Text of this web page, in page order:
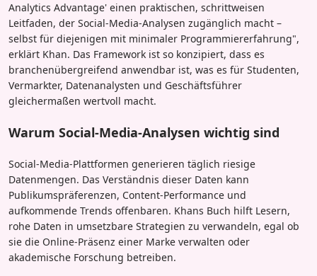
Analytics Advantage' einen praktischen, schrittweisen
Leitfaden, der Social-Media-Analysen zugänglich macht –
selbst für diejenigen mit minimaler Programmiererfahrung",
erklärt Khan. Das Framework ist so konzipiert, dass es
branchenübergreifend anwendbar ist, was es für Studenten,
Vermarkter, Datenanalysten und Geschäftsführer
gleichermaßen wertvoll macht.
Warum Social-Media-Analysen wichtig sind
Social-Media-Plattformen generieren täglich riesige
Datenmengen. Das Verständnis dieser Daten kann
Publikumspräferenzen, Content-Performance und
aufkommende Trends offenbaren. Khans Buch hilft Lesern,
rohe Daten in umsetzbare Strategien zu verwandeln, egal ob
sie die Online-Präsenz einer Marke verwalten oder
akademische Forschung betreiben.